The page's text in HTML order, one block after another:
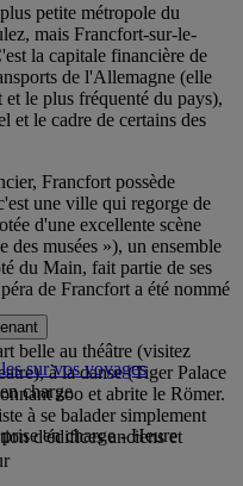
petite métropole du
mais Francfort-sur-le-
la capitale financière de
de l'Allemagne (elle
le plus fréquenté du pays),
et le cadre de certains des
Francfort possède
une ville qui regorge de
d'une excellente scène
musées »), un ensemble
du Main, fait partie de ses
de Francfort a été nommé
belle au théâtre (visitez
à la danse (Tiger Palace
zoo et abrite le Römer.
à se balader simplement
d'édifices anciens et
sur vos voyages
charge
en charge - Heure